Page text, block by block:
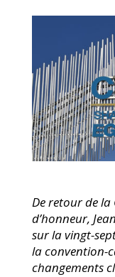
De retour de la
d’honneur,
sur la vingt-
la convention-
changements